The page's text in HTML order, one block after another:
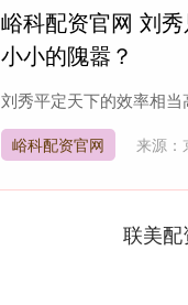
峪科配资官网 刘
小小的隗嚣？
刘秀平定天下的效率相
峪科配资官网 来源：
联美